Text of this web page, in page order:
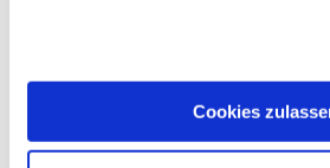
Cookies
Ausbildung für Amberg
systemischen
LösungsWeg